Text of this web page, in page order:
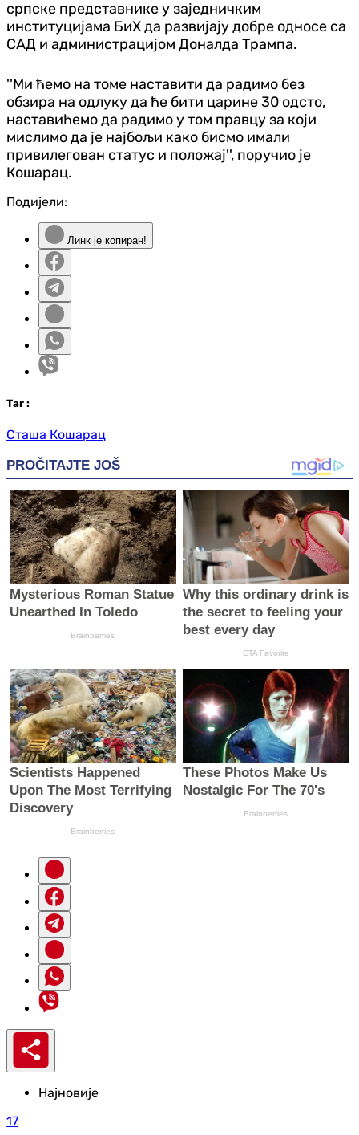
српске представнике у заједничким
институцијама БиХ да развијају добре односе са
САД и администрацијом Доналда Трампа.
''Ми ћемо на томе наставити да радимо без
обзира на одлуку да ће бити царине 30 одсто,
наставићемо да радимо у том правцу за који
мислимо да је најбољи како бисмо имали
привилегован статус и положај'', поручио је
Кошарац.
Подијели:
Линк је копиран!
Таг :
Сташа Кошарац
Најновије
17